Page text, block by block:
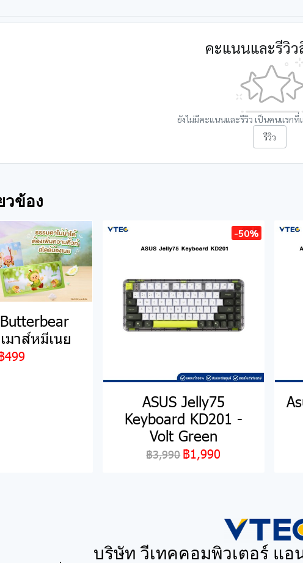
คะแนนและรีวิว
ยังไม่มีคะแนนและรีวิว เป็นคนแรกที่
รีวิว
วข้อง
มาส์หมีเนย
499
-50%
ASUS Jelly75
Keyboard KD201 -
Volt Green
฿3,990 ฿1,990
บริษัท วีเทคคอมพิวเตอร์ แอ